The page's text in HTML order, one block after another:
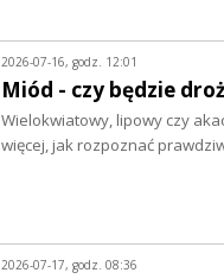
2026-07-16, godz. 12:01
Miód - czy będzie
Wielokwiatowy, lipowy czy
więcej, jak rozpoznać
2026-07-17, godz. 08:36